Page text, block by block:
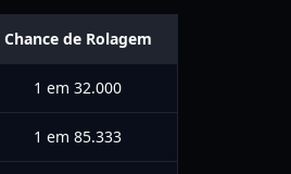
Chance de Rolagem
1 em 32.000
1 em 85.333